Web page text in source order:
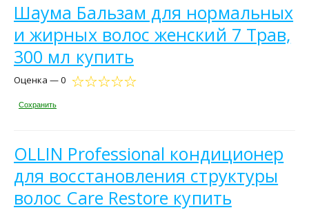
Шаума Бальзам для нормальных
и жирных волос женский 7 Трав,
300 мл купить
Оценка — 0
Сохранить
OLLIN Professional кондиционер
для восстановления структуры
волос Care Restore купить